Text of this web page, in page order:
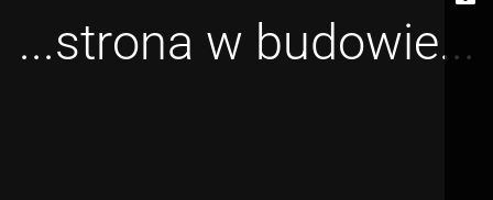
...strona w budowie...